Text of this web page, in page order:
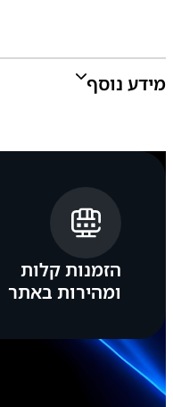
מידע נוסף
הזמנות קלות
ומהירות באתר